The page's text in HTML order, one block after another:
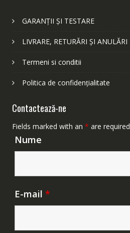
GARANȚII ȘI TESTARE
LIVRARE, RETURĂRI ȘI ANULĂRI
Termeni si conditii
Politica de confidențialitate
Contactează-ne
Fields marked with an * are required
Nume
E-mail *